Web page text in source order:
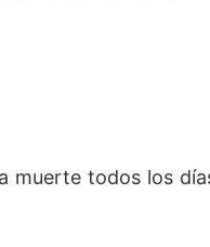
muerte todos los